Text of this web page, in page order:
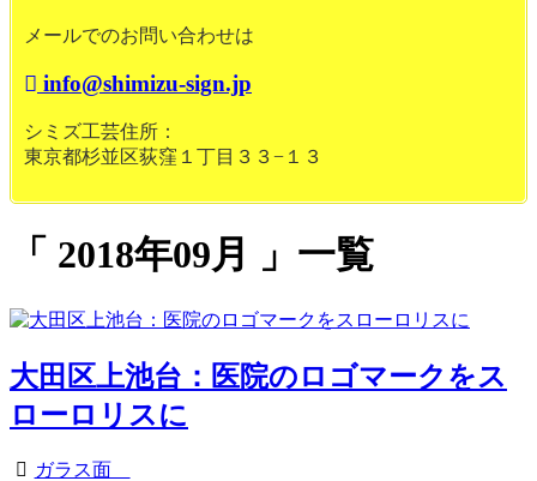
メールでのお問い合わせは
info@shimizu-sign.jp
シミズ工芸住所：
東京都杉並区荻窪１丁目３３−１３
2018年09月 一覧
大田区上池台：医院のロゴマークをス
ローロリスに
ガラス面